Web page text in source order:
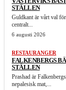
STÄLLEN
Guldkant är vårt val
centralt...
6 augusti 2026
RESTAURANGER
FALKENBERGS
STÄLLEN
Prashad är
nepalesisk mat,...